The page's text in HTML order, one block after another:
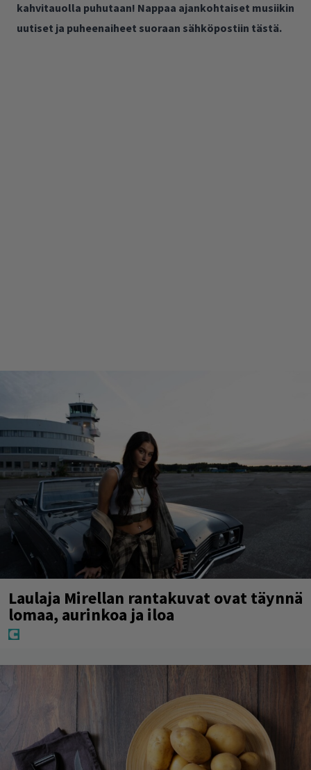
kahvitauolla puhutaan! Nappaa ajankohtaiset musiikin
uutiset ja puheenaiheet suoraan sähköpostiin tästä.
Laulaja Mirellan rantakuvat ovat täynnä
lomaa, aurinkoa ja iloa